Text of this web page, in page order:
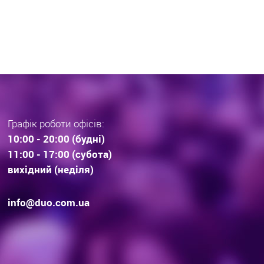
Графік роботи офісів:
10:00 - 20:00 (будні)
11:00 - 17:00 (субота)
вихідний (неділя)
info@duo.com.ua